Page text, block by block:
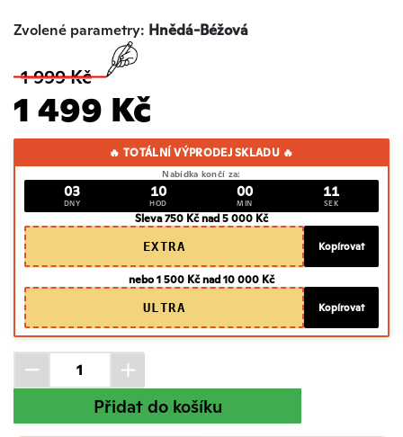
Zvolené parametry: Hnědá-Béžová
1 999 Kč
1 499 Kč
🔥 TOTÁLNÍ VÝPRODEJ SKLADU 🔥
Nabídka končí za:
03
DNY
10
HOD
00
MIN
10
SEK
Sleva 750 Kč nad 5 000 Kč
EXTRA
Kopírovat
nebo 1 500 Kč nad 10 000 Kč
ULTRA
Kopírovat
Přidat do košíku